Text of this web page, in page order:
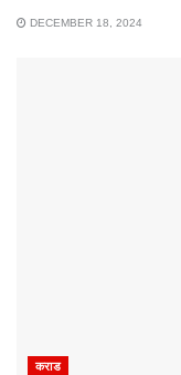
DECEMBER 18, 2024
कराड